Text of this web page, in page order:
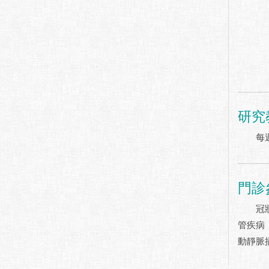
研究
每週
門
冠狀
管疾病
動靜脈